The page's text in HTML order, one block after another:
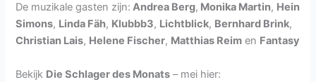
De muzikale gasten zijn: Andrea Berg, Monika Martin, Hein
Simons, Linda Fäh, Klubbb3, Lichtblick, Bernhard Brink,
Christian Lais, Helene Fischer, Matthias Reim en Fantasy
Bekijk Die Schlager des Monats – mei hier: